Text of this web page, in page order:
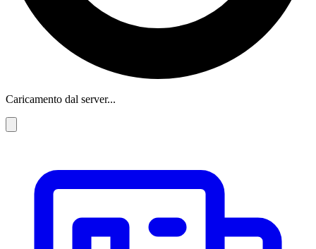
Caricamento dal server...